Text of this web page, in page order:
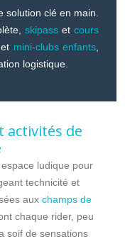
solution clé en main.
skipass etcours
mini-clubs enfants
logistique.
activités de
ludique pour
technicité et
aux champs de
chaque rider, peu
soif de sensations